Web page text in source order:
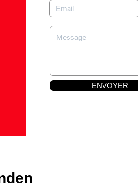
ENVOYER